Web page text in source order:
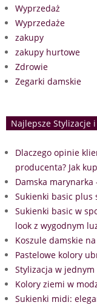
Wyprzedaż
Wyprzedaże
zakupy
zakupy hurtowe
Zdrowie
Zegarki damskie
Najlepsze Stylizacje
Dlaczego opinie
producenta? Jak
Damska
Sukienki basic plus
Sukienki basic w
look z wygodnym
Koszule damskie
Pastelowe kolory
Stylizacja w jednym
Kolory ziemi w
Sukienki midi: